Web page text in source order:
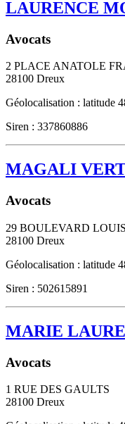
LAURENCE
Avocats
2 PLACE ANATOLE
28100 Dreux
Géolocalisation : latitude
Siren : 337860886
MAGALI
Avocats
29 BOULEVARD
28100 Dreux
Géolocalisation : latitude
Siren : 502615891
MARIE
Avocats
1 RUE DES GAULTS
28100 Dreux